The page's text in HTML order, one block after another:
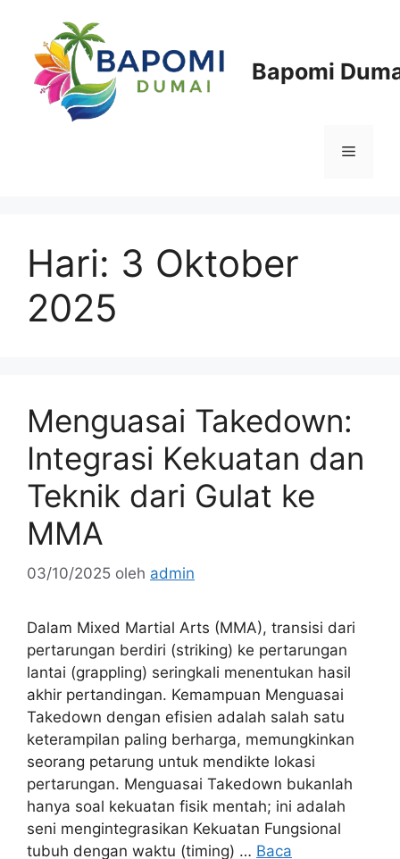
Bapomi
Menu
Hari: 3 Oktober
2025
Menguasai Takedown:
Integrasi Kekuatan dan
Teknik dari Gulat ke
MMA
03/10/2025 oleh admin
Dalam Mixed Martial Arts (MMA), transisi dari
pertarungan berdiri (striking) ke pertarungan
lantai (grappling) seringkali menentukan hasil
akhir pertandingan. Kemampuan Menguasai
Takedown dengan efisien adalah salah satu
keterampilan paling berharga, memungkinkan
seorang petarung untuk mendikte lokasi
pertarungan. Menguasai Takedown bukanlah
hanya soal kekuatan fisik mentah; ini adalah
seni mengintegrasikan Kekuatan Fungsional
tubuh dengan waktu (timing) … Baca